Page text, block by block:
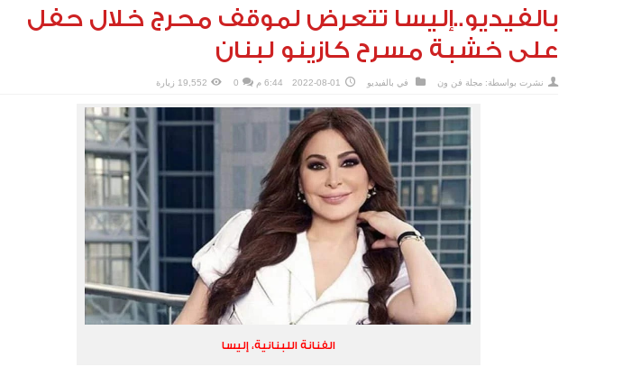
بالفيديو..إليسا تتعرض لموقف محرج خلال حفل
على خشبة مسرح كازينو لبنان
نشرت بواسطة: مجلة فن ون في بالفيديو 2022-08-01 6:44 م 0 19,552 زيارة
الفنانة اللبنانية، إليسا